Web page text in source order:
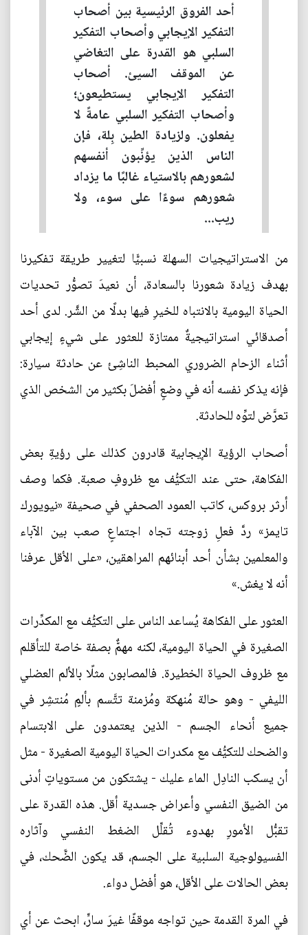
أحد الفروق الرئيسية بين أصحاب
التفكير الإيجابي وأصحاب التفكير
السلبي هو القدرة على التغاضي
عن الموقف السيئ. أصحاب
التفكير الإيجابي يستطيعون؛
وأصحاب التفكير السلبي عامةً لا
يفعلون. ولزيادة الطين بِلة، فإن
الناس الذين يؤنِّبون أنفسهم
لشعورهم بالاستياء غالبًا ما يزداد
شعورهم سوءًا على سوء، ولا
ريب...
من الاستراتيجيات السهلة نسبيًّا لتغيير طريقة تفكيرنا
بهدف زيادة شعورنا بالسعادة، أن نعيدَ تصوُّر تحديات
الحياة اليومية بالانتباه للخيرِ فيها بدلًا من الشَّر. لدى أحد
أصدقائي استراتيجيةٌ ممتازة للعثور على شيءٍ إيجابي
أثناء الزحام الضروري المحبط الناشِئ عن حادثة سيارة:
فإنه يذكر نفسه أنه في وضعٍ أفضلَ بكثير من الشخص الذي
تعرَّض لتوِّه للحادثة.
أصحاب الرؤية الإيجابية قادرون كذلك على رؤيةِ بعض
الفكاهة، حتى عند التكيُّف مع ظروفٍ صعبة. فكما وصف
أرثر بروكس، كاتب العمود الصحفي في صحيفة «نيويورك
تايمز» ردَّ فعلِ زوجته تجاه اجتماعٍ صعب بين الآباء
والمعلمين بشأن أحد أبنائهم المراهقين، «على الأقل عرفنا
أنه لا يغش.»
العثور على الفكاهة يُساعد الناس على التكيُّف مع المكدِّرات
الصغيرة في الحياة اليومية، لكنه مهمٌّ بصفة خاصة للتأقلم
مع ظروف الحياة الخطيرة. فالمصابون مثلًا بالألم العضلي
الليفي - وهو حالة مُنهكة ومُزمنة تتَّسم بألمٍ مُنتشِر في
جميع أنحاء الجسم - الذين يعتمدون على الابتسام
والضحك للتكيُّف مع مكدرات الحياة اليومية الصغيرة - مثل
أن يسكب النادِل الماء عليك - يشتكون من مستوياتٍ أدنى
من الضيق النفسي وأعراض جسدية أقل. هذه القدرة على
تقبُّل الأمورِ بهدوء تُقلِّل الضغط النفسي وآثاره
الفسيولوجية السلبية على الجسم، قد يكون الضَّحك، في
بعض الحالات على الأقل، هو أفضل دواء.
في المرة القدمة حين تواجه موقفًا غيرَ سارٍّ، ابحث عن أي